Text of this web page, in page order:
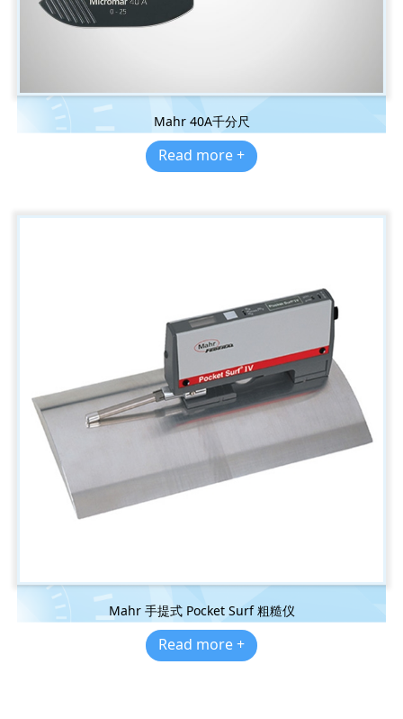
Mahr 40A千分尺
Read more +
Mahr 手提式 Pocket Surf 粗糙仪
Read more +